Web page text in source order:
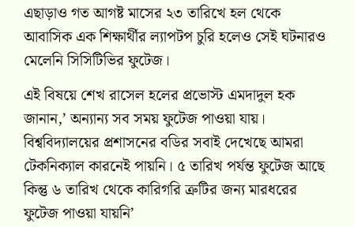
এছাড়াও গত আগষ্ট মাসের ২৩ তারিখে হল থেকে
আবাসিক এক শিক্ষার্থীর ল্যাপটপ চুরি হলেও সেই ঘটনারও
মেলেনি সিসিটিভির ফুটেজ।
এই বিষয়ে শেখ রাসেল হলের প্রভোস্ট এমদাদুল হক
জানান,’ অন্যান্য সব সময় ফুটেজ পাওয়া যায়।
বিশ্ববিদ্যালয়ের প্রশাসনের বডির সবাই দেখেছে আমরা
টেকনিক্যাল কারনেই পায়নি। ৫ তারিখ পর্যন্ত ফুটেজ আছে
কিন্তু ৬ তারিখ থেকে কারিগরি ত্রুটির জন্য মারধরের
ফুটেজ পাওয়া যায়নি’